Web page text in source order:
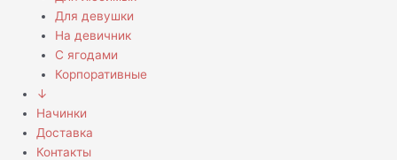
Для девушки
На девичник
С ягодами
Корпоративные
↓
Начинки
Доставка
Контакты